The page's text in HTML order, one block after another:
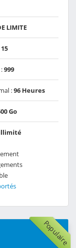
LIMITE
15
999
:96 Heures
Go
Populaire